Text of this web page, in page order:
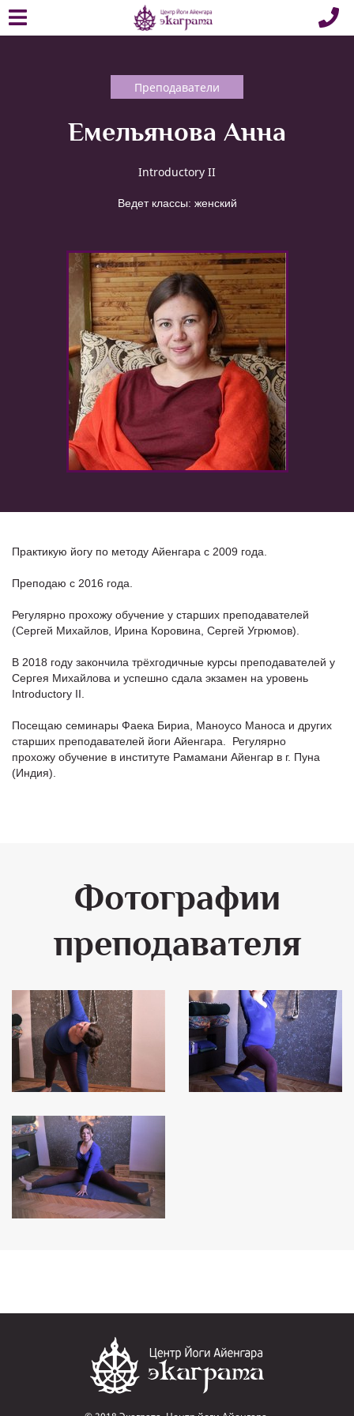
Преподаватели
Емельянова Анна
Introductory II
Ведет классы: женский
Практикую йогу по методу Айенгара с 2009 года.
Преподаю с 2016 года.
Регулярно прохожу обучение у старших преподавателей
(Сергей Михайлов, Ирина Коровина, Сергей Угрюмов).
В 2018 году закончила трёхгодичные курсы преподавателей у
Сергея Михайлова и успешно сдала экзамен на уровень
Introductory II.
Посещаю семинары Фаека Бириа, Маноусо Маноса и других
старших преподавателей йоги Айенгара. Регулярно
прохожу обучение в институте Рамамани Айенгар в г. Пуна
(Индия).
Фотографии
преподавателя